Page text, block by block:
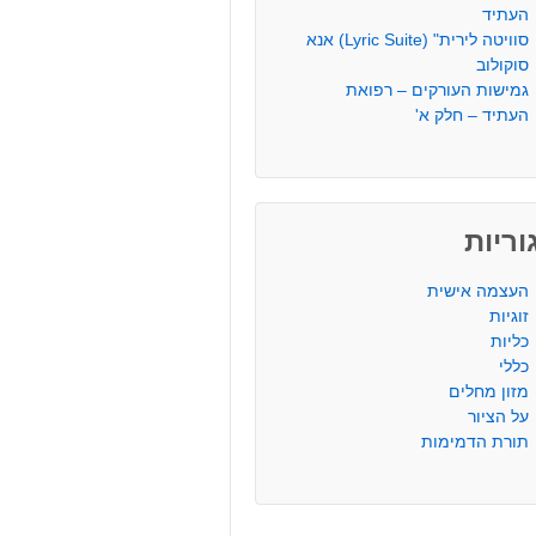
העתיד
סוויטה לירית" (Lyric Suite) אנא
סוקולוב
גמישות העורקים – רפואת
העתיד – חלק א'
העצמה אישית
זוגיות
כליות
כללי
מזון מחלים
על הציור
תורת הדמימות